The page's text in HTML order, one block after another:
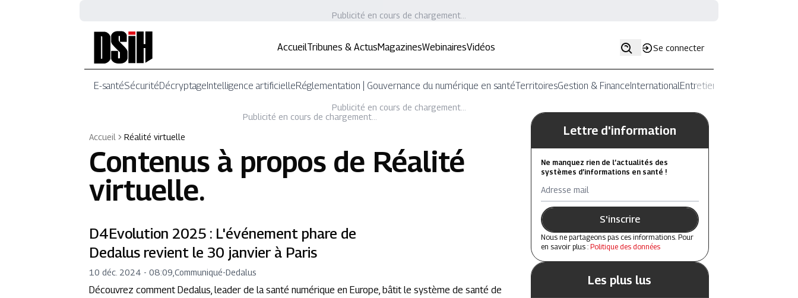
Publicité en cours de chargement...
AccueilTribunes & ActusMagazinesWebinairesVidéos Se connecter
E-santéSécuritéDécryptageIntelligence artificielleRéglementation | Gouvernance du numérique en santéTerritoiresGestion & FinanceInternationalEntretiens
Publicité en cours de chargement...
Publicité en cours de chargement...
Accueil
Réalité virtuelle
Contenus à propos de Réalité
virtuelle.
D4Evolution 2025 : L'événement phare de
Dedalus revient le 30 janvier à Paris
10 déc. 2024 - 08:09 ,Communiqué-Dedalus
Découvrez comment Dedalus, leader de la santé numérique en Europe, bâtit le système de santé de
Lettre d'information
Ne manquez rien de l’actualités des
systèmes d’informations en santé !
Adresse mail
S'inscrire
Nous ne partageons pas ces informations. Pour
en savoir plus : Politique des données
Les plus lus